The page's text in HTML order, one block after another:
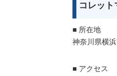
コレッ
■ 所在地
神奈川県横
■ アクセス